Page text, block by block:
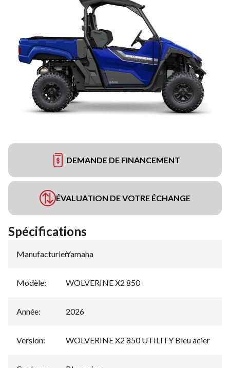
DEMANDE DE FINANCEMENT
ÉVALUATION DE VOTRE ÉCHANGE
Spécifications
Manufacturier:
Yamaha
Modèle: WOLVERINE X2 850
Année: 2026
Version: WOLVERINE X2 850 UTILITY Bleu acier